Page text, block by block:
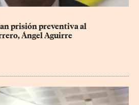
prisión preventiva al
Ángel Aguirre